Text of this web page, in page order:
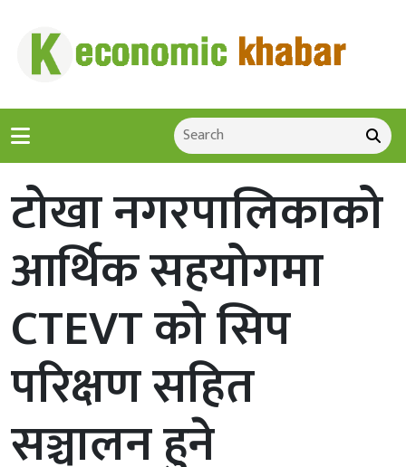
टोखा नगरपालिकाको
आर्थिक सहयोगमा
CTEVT को सिप
परिक्षण सहित
सञ्चालन हुने